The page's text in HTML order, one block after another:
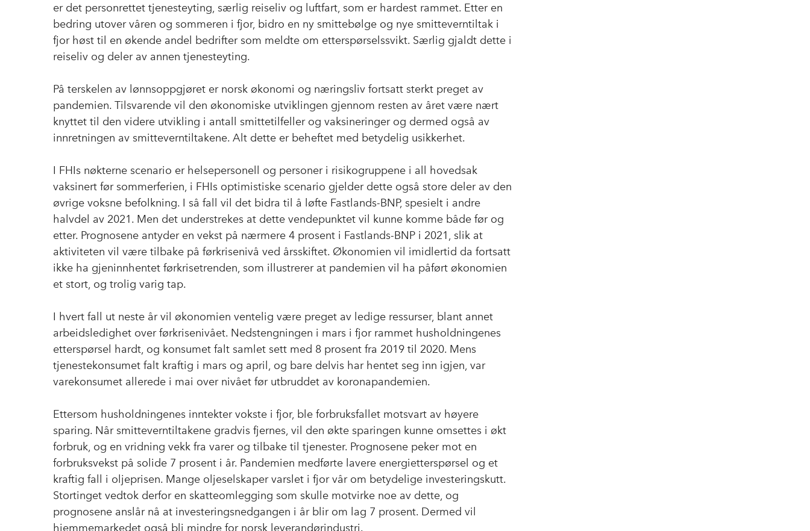
er det personrettet tjenesteyting, særlig reiseliv og luftfart, som er hardest rammet. Etter en
bedring utover våren og sommeren i fjor, bidro en ny smittebølge og nye smitteverntiltak i
fjor høst til en økende andel bedrifter som meldte om etterspørselssvikt. Særlig gjaldt dette i
reiseliv og deler av annen tjenesteyting.
På terskelen av lønnsoppgjøret er norsk økonomi og næringsliv fortsatt sterkt preget av
pandemien. Tilsvarende vil den økonomiske utviklingen gjennom resten av året være nært
knyttet til den videre utvikling i antall smittetilfeller og vaksineringer og dermed også av
innretningen av smitteverntiltakene. Alt dette er beheftet med betydelig usikkerhet.
I FHIs nøkterne scenario er helsepersonell og personer i risikogruppene i all hovedsak
vaksinert før sommerferien, i FHIs optimistiske scenario gjelder dette også store deler av den
øvrige voksne befolkning. I så fall vil det bidra til å løfte Fastlands-BNP, spesielt i andre
halvdel av 2021. Men det understrekes at dette vendepunktet vil kunne komme både før og
etter. Prognosene antyder en vekst på nærmere 4 prosent i Fastlands-BNP i 2021, slik at
aktiviteten vil være tilbake på førkrisenivå ved årsskiftet. Økonomien vil imidlertid da fortsatt
ikke ha gjeninnhentet førkrisetrenden, som illustrerer at pandemien vil ha påført økonomien
et stort, og trolig varig tap.
I hvert fall ut neste år vil økonomien ventelig være preget av ledige ressurser, blant annet
arbeidsledighet over førkrisenivået. Nedstengningen i mars i fjor rammet husholdningenes
etterspørsel hardt, og konsumet falt samlet sett med 8 prosent fra 2019 til 2020. Mens
tjenestekonsumet falt kraftig i mars og april, og bare delvis har hentet seg inn igjen, var
varekonsumet allerede i mai over nivået før utbruddet av koronapandemien.
Ettersom husholdningenes inntekter vokste i fjor, ble forbruksfallet motsvart av høyere
sparing. Når smitteverntiltakene gradvis fjernes, vil den økte sparingen kunne omsettes i økt
forbruk, og en vridning vekk fra varer og tilbake til tjenester. Prognosene peker mot en
forbruksvekst på solide 7 prosent i år. Pandemien medførte lavere energietterspørsel og et
kraftig fall i oljeprisen. Mange oljeselskaper varslet i fjor vår om betydelige investeringskutt.
Stortinget vedtok derfor en skatteomlegging som skulle motvirke noe av dette, og
prognosene anslår nå at investeringsnedgangen i år blir om lag 7 prosent. Dermed vil
hjemmemarkedet også bli mindre for norsk leverandørindustri.